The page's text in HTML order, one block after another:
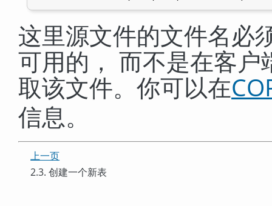
这里源文件的文件名必
可用的， 而不是在客
取该文件。你可以在
信息。
上一页
2.3. 创建一个新表